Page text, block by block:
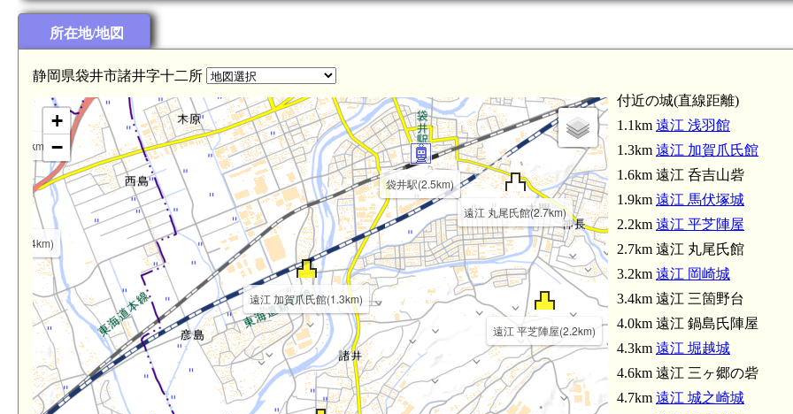
所在地/地図
静岡県袋井市諸井字十二所
袋井駅(2.5km)
愛野駅
遠江 加賀爪氏館(1.3km)
遠江 平芝陣屋(2.2km)
遠江 丸尾氏館(2.7km)
台(3.4km)
(4.0km)
+
−
付近の城(直線距離)
1.1km 遠江 浅羽館
1.3km 遠江 加賀爪氏館
1.6km 遠江 呑吉山砦
1.9km 遠江 馬伏塚城
2.2km 遠江 平芝陣屋
2.7km 遠江 丸尾氏館
3.2km 遠江 岡崎城
3.4km 遠江 三箇野台
4.0km 遠江 鍋島氏陣屋
4.3km 遠江 堀越城
4.6km 遠江 三ヶ郷の砦
4.7km 遠江 城之崎城